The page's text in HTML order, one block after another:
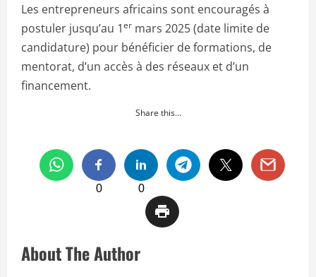
Les entrepreneurs africains sont encouragés à
postuler jusqu’au 1er mars 2025 (date limite de
candidature) pour bénéficier de formations, de
mentorat, d’un accès à des réseaux et d’un
financement.
Share this…
0 0
About The Author